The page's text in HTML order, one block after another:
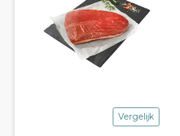
Vergelijk